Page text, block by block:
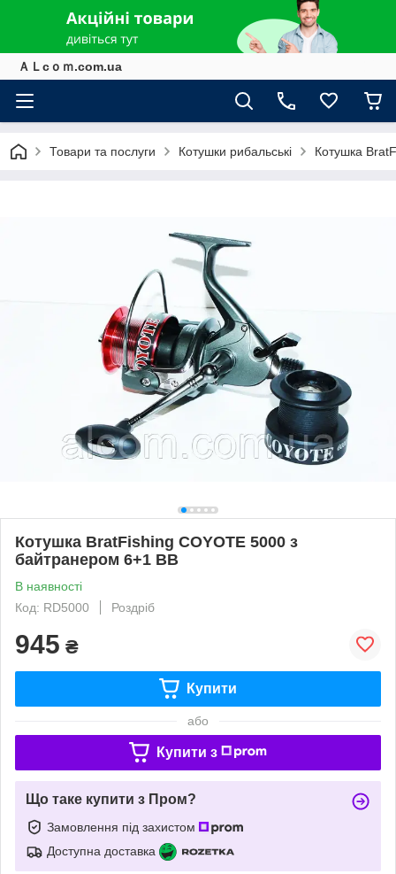
ＡＬcｏｍ.com.ua
Товари та послуги Котушки рибальські Котушка
Котушка BratFishing COYOTE 5000 з
байтранером 6+1 ВВ
В наявності
Код: RD5000
Роздріб
945 ₴
Купити
або
Купити з
Що таке купити з Пром?
Замовлення під захистом
Доступна доставка